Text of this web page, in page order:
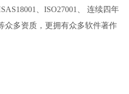
、ISO27001、 连续四年
众多资质，更拥有众多软件著作